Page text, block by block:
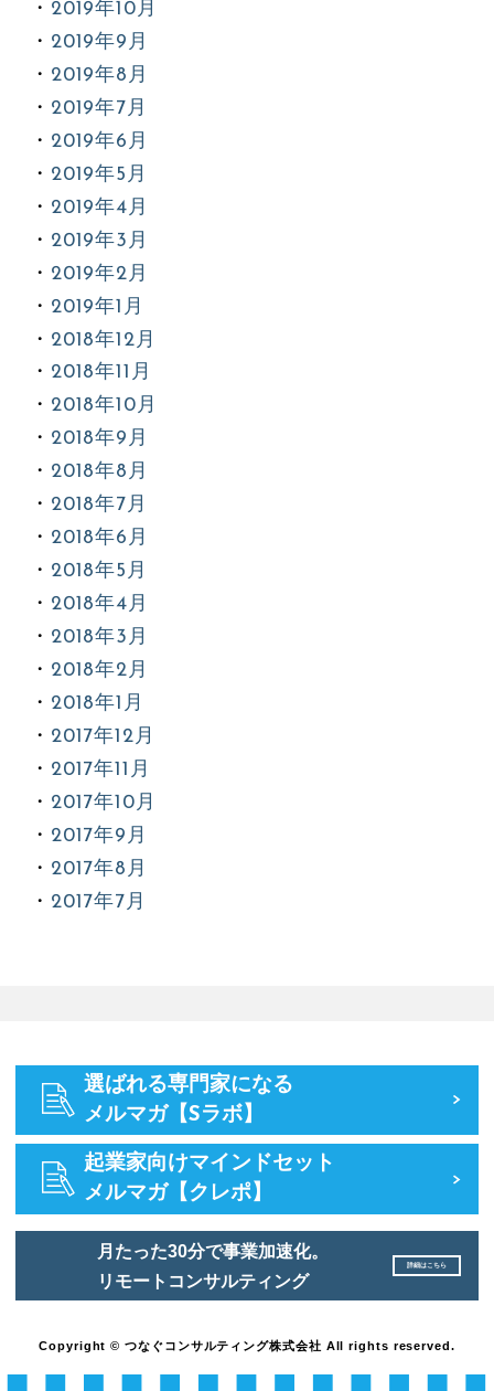
2019年10月
2019年9月
2019年8月
2019年7月
2019年6月
2019年5月
2019年4月
2019年3月
2019年2月
2019年1月
2018年12月
2018年11月
2018年10月
2018年9月
2018年8月
2018年7月
2018年6月
2018年5月
2018年4月
2018年3月
2018年2月
2018年1月
2017年12月
2017年11月
2017年10月
2017年9月
2017年8月
2017年7月
選ばれる専門家になる
メルマガ【Sラボ】
起業家向けマインドセット
メルマガ【クレポ】
月たった30分で事業加速化。
リモートコンサルティング
詳細はこちら
Copyright © つなぐコンサルティング株式会社 All rights reserved.